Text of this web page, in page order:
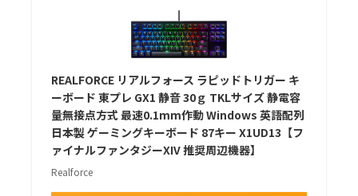
REALFORCE リアルフォース ラピッドトリガー キ
ーボード 東プレ GX1 静音 30ｇ TKLサイズ 静電容
量無接点方式 最速0.1mm作動 Windows 英語配列
日本製 ゲーミングキーボード 87キー X1UD13【フ
ァイナルファンタジーXIV 推奨周辺機器】
Realforce